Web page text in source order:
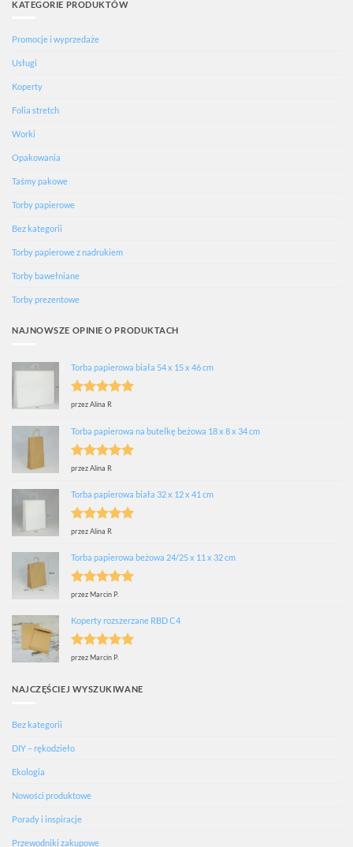
KATEGORIE PRODUKTÓW
Promocje i wyprzedaże
Usługi
Koperty
Folia stretch
Worki
Opakowania
Taśmy pakowe
Torby papierowe
Bez kategorii
Torby papierowe z nadrukiem
Torby bawełniane
Torby prezentowe
NAJNOWSZE OPINIE O PRODUKTACH
Torba papierowa biała 54 x 15 x 46 cm
Oceniono
przez Alina R
Torba papierowa na butelkę beżowa 18 x 8 x 34 cm
Oceniono
przez Alina R
Torba papierowa biała 32 x 12 x 41 cm
Oceniono
przez Alina R
Torba papierowa beżowa 24/25 x 11 x 32 cm
Oceniono
przez Marcin P.
Koperty rozszerzane RBD C4
Oceniono
przez Marcin P.
NAJCZĘŚCIEJ WYSZUKIWANE
Bez kategorii
DIY – rękodzieło
Ekologia
Nowości produktowe
Porady i inspiracje
Przewodniki zakupowe